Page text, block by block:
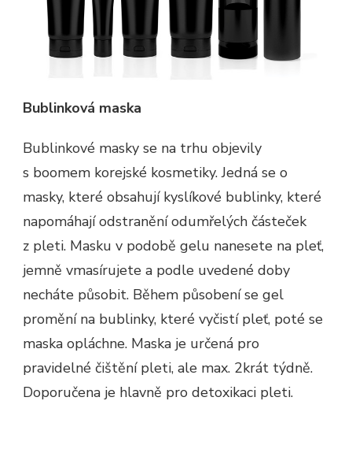
Bublinková maska
Bublinkové masky se na trhu objevily
s boomem korejské kosmetiky. Jedná se o
masky, které obsahují kyslíkové bublinky, které
napomáhají odstranění odumřelých částeček
z pleti. Masku v podobě gelu nanesete na pleť,
jemně vmasírujete a podle uvedené doby
necháte působit. Během působení se gel
promění na bublinky, které vyčistí pleť, poté se
maska opláchne. Maska je určená pro
pravidelné čištění pleti, ale max. 2krát týdně.
Doporučena je hlavně pro detoxikaci pleti.